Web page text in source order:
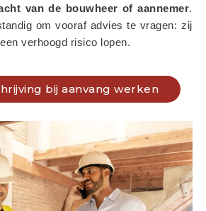
van de bouwheer of aannemer.
om vooraf advies te vragen: zij
verhoogd risico lopen.
bij aanvang werken